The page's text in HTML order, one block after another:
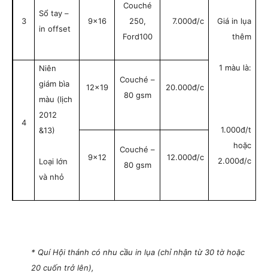
3
Sổ tay –
in offset
9×16
Couché
250,
Ford100
7.000đ/c
Giá in lụa
thêm
1 màu là:
1.000đ/t
hoặc
2.000đ/c
4
Niên
giám bìa
màu (lịch
2012
&13)
Loại lớn
và nhỏ
12×19
Couché –
80 gsm
20.000đ/c
9×12
Couché –
80 gsm
12.000đ/c
* Quí Hội thánh có nhu cầu in lụa (chỉ nhận từ 30 tờ hoặc
20 cuốn trở lên),